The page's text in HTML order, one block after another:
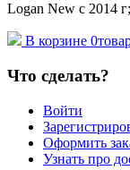
Logan New с 2014 г;
В корзине 0
Что сделать?
Войти
Оформить
Узнать про